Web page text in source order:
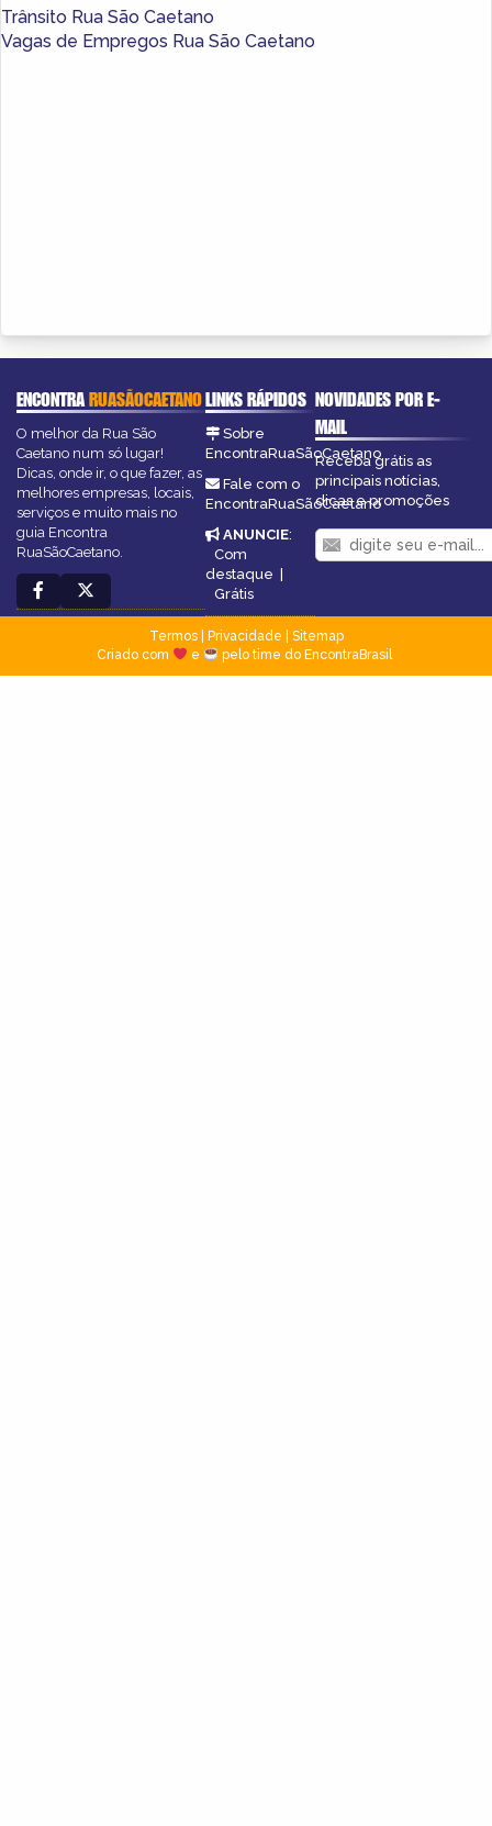
Trânsito Rua São Caetano
Vagas de Empregos Rua São Caetano
ENCONTRARUASÃOCAETANO
O melhor da Rua São
Caetano num só lugar!
Dicas, onde ir, o que fazer, as
melhores empresas, locais,
serviços e muito mais no
guia Encontra
RuaSãoCaetano.
LINKS RÁPIDOS
Sobre
EncontraRuaSãoCaetano
Fale com o
EncontraRuaSãoCaetano
ANUNCIE:
Com
destaque
Grátis
NOVIDADES POR E-
MAIL
Receba grátis as
principais notícias,
dicas e promoções
Termos| Privacidade
Sitemap
Criado com
e pelo time do EncontraBrasil